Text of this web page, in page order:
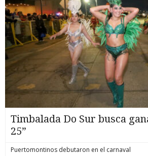
Timbalada Do Sur busca
25”
Puertomontinos debutaron en el carnaval